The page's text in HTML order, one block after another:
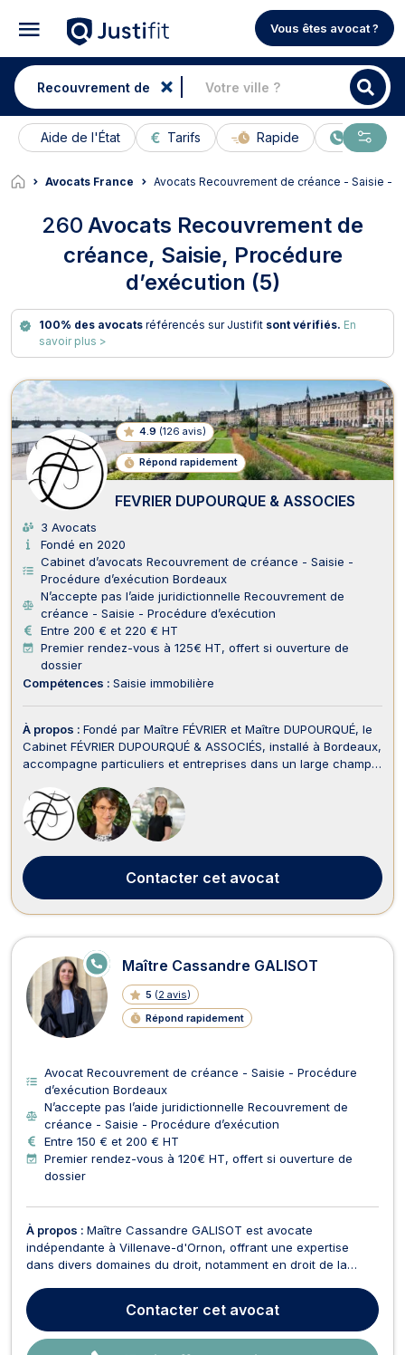
Vous êtes avocat ?
Aide de l'État Tarifs Rapide En ligne
Avocats France Avocats Recouvrement de créance - Saisie -
260 Avocats Recouvrement de
créance, Saisie, Procédure
d’exécution (5)
100% des avocatsréférencés sur Justifit sont vérifiés. En
savoir plus >
Avocats en Recouvrement de
4.9 (126 avis)
Répond rapidement
FEVRIER DUPOURQUE & ASSOCIES
3 Avocats
Fondé en 2020
Cabinet d’avocats Recouvrement de créance - Saisie -
Procédure d’exécution Bordeaux
N’accepte pas l’aide juridictionnelle Recouvrement de
créance - Saisie - Procédure d’exécution
Entre 200 € et 220 € HT
Premier rendez-vous à 125€ HT, offert si ouverture de
dossier
Compétences : Saisie immobilière
À propos : Fondé par Maître FÉVRIER et Maître DUPOURQUÉ, le
Cabinet FÉVRIER DUPOURQUÉ & ASSOCIÉS, installé à Bordeaux,
accompagne particuliers et entreprises dans un large champ
des assurances et en droit du dommage corporel et
indemnisation des victimes, Maîtres FÉVRIER ...
Contacter cet avocat
Maître Cassandre GALISOT
5 (2 avis)
Répond rapidement
E
N
N
E
Avocat Recouvrement de créance - Saisie - Procédure
d’exécution Bordeaux
N’accepte pas l’aide juridictionnelle Recouvrement de
créance - Saisie - Procédure d’exécution
Entre 150 € et 200 € HT
Premier rendez-vous à 120€ HT, offert si ouverture de
dossier
À propos : Maître Cassandre GALISOT est avocate
indépendante à Villenave-d'Ornon, offrant une expertise
dans divers domaines du droit, notamment en droit de la
pension alimentaire...), droit des mineurs, droit pénal, droit
civil, droit des contrats, et recouvrement de créa...
Contacter cet avocat